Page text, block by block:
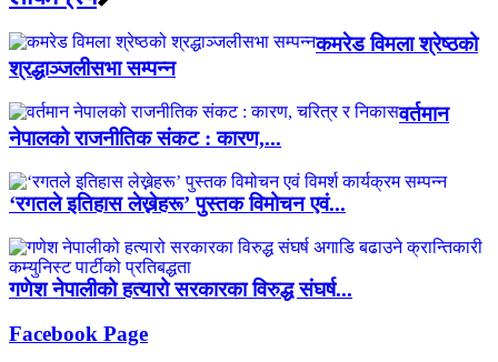
कमरेड विमला श्रेष्ठको
श्रद्धाञ्जलीसभा सम्पन्न
वर्तमान
नेपालको राजनीतिक संकट : कारण,...
‘रगतले इतिहास लेख्नेहरू’ पुस्तक विमोचन एवं...
गणेश नेपालीको हत्यारो सरकारका विरुद्ध संघर्ष...
Facebook Page